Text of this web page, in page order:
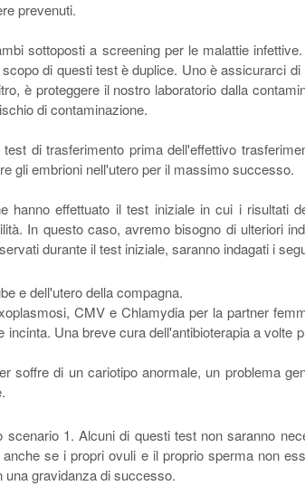
prevenuti.
sottoposti a screening per le malattie
di questi test è duplice. Uno è assicurarci
è proteggere il nostro laboratorio dalla
di contaminazione.
di trasferimento prima dell'effettivo
gli embrioni nell'utero per il massimo successo.
hanno effettuato il test iniziale in cui i risultati
In questo caso, avremo bisogno di ulteriori
durante il test iniziale, saranno indagati i
e dell'utero della compagna.
CMV e Chlamydia per la partner
Una breve cura dell'antibioterapia a volte
soffre di un cariotipo anormale, un problema
1. Alcuni di questi test non saranno
se i propri ovuli e il proprio sperma non
gravidanza di successo.